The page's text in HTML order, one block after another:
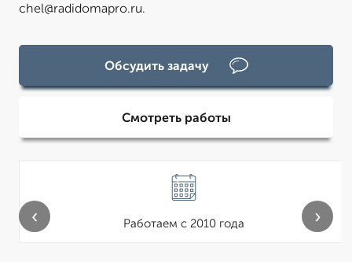
chel@radidomapro.ru.
Обсудить задачу
Смотреть работы
Работаем с 2010 года
‹ ›